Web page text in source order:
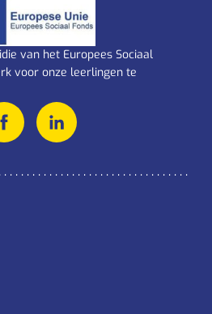
van het Europees Sociaal
voor onze leerlingen te